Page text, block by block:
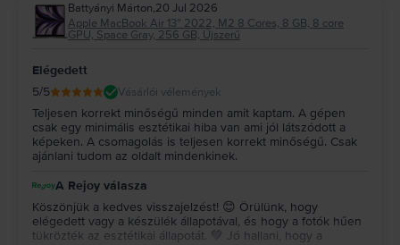
Battyányi Márton,20 Jul 2026
Apple MacBook Air 13″ 2022, M2 8 Cores, 8 GB, 8 core
GPU, Space Gray, 256 GB, Újszerű
Elégedett
5/5 Vásárlói vélemények
Teljesen korrekt minőségű minden amit kaptam. A gépen
csak egy minimális esztétikai hiba van ami jól látszódott a
képeken. A csomagolás is teljesen korrekt minőségű. Csak
ajánlani tudom az oldalt mindenkinek.
A Rejoy válasza
Köszönjük a kedves visszajelzést! 😊 Örülünk, hogy
elégedett vagy a készülék állapotával, és hogy a fotók hűen
tükrözték az esztétikai állapotát. 💚 Jó hallani, hogy a